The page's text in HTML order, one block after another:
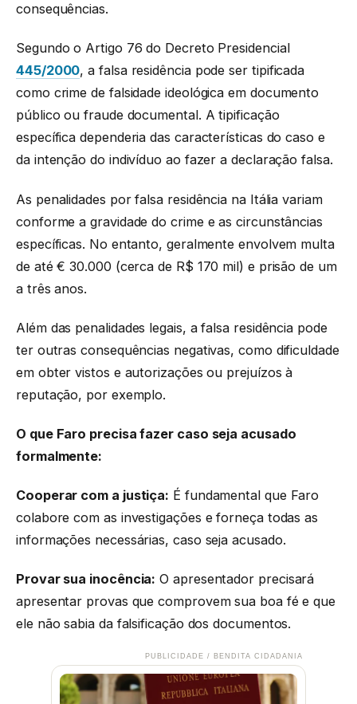
consequências.
Segundo o Artigo 76 do Decreto Presidencial
445/2000, a falsa residência pode ser tipificada
como crime de falsidade ideológica em documento
público ou fraude documental. A tipificação
específica dependeria das características do caso e
da intenção do indivíduo ao fazer a declaração falsa.
As penalidades por falsa residência na Itália variam
conforme a gravidade do crime e as circunstâncias
específicas. No entanto, geralmente envolvem multa
de até € 30.000 (cerca de R$ 170 mil) e prisão de um
a três anos.
Além das penalidades legais, a falsa residência pode
ter outras consequências negativas, como dificuldade
em obter vistos e autorizações ou prejuízos à
reputação, por exemplo.
O que Faro precisa fazer caso seja acusado
formalmente:
Cooperar com a justiça: É fundamental que Faro
colabore com as investigações e forneça todas as
informações necessárias, caso seja acusado.
Provar sua inocência: O apresentador precisará
apresentar provas que comprovem sua boa fé e que
ele não sabia da falsificação dos documentos.
PUBLICIDADE / BENDITA CIDADANIA